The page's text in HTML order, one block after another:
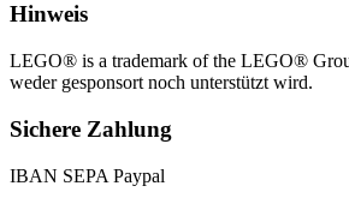
Hinweis
LEGO® is a trademark of the LEGO®
weder gesponsort noch unterstützt wird.
Sichere Zahlung
IBAN SEPA Paypal